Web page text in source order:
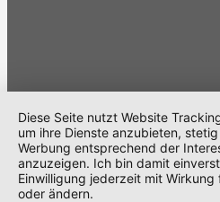
© 2025 KMP – Krick
KG | Alle Rechte vorbehalten
Diese Seite nutzt Website
um ihre Dienste anzubieten,
Werbung entsprechend der
anzuzeigen. Ich bin damit
Einwilligung jederzeit mit
oder ändern.